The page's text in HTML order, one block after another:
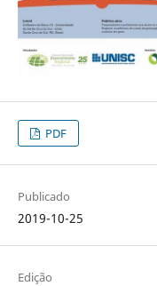
PDF
Publicado
2019-10-25
Edição